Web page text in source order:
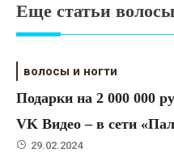
Еще статьи
волосы и ногти
Подарки на 2 000 000
VK Видео – в сети
29.02.2024